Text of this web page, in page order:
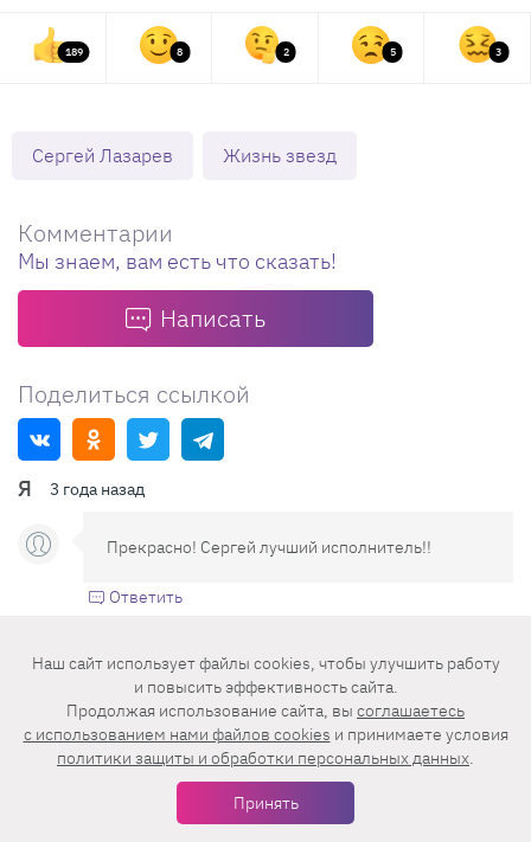
189 8 2 5 3
Сергей Лазарев Жизнь звезд
Комментарии
Мы знаем, вам есть что сказать!
Написать
Поделиться ссылкой
Я 3 года назад
Прекрасно! Сергей лучший исполнитель!!
Ответить
Аноним 3 года назад
Сейчас он уже неинтересен как певец. Его
время ушло.
Ответить
Наш сайт использует файлы cookies, чтобы улучшить работу
и повысить эффективность сайта.
Продолжая использование сайта, вы соглашаетесь
c использованием нами файлов cookies и принимаете условия
политики защиты и обработки персональных данных.
Принять